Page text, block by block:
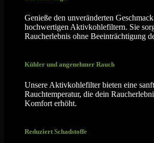
Genieße den unveränderten
hochwertigen Aktivkohlefiltern. Sie
Raucherlebnis ohne Beeinträchtigung
Kühler und angenehmer Rauch
Unsere Aktivkohlefilter bieten eine
Rauchtemperatur, die dein
Komfort erhöht.
Reduziert Schadstoffe